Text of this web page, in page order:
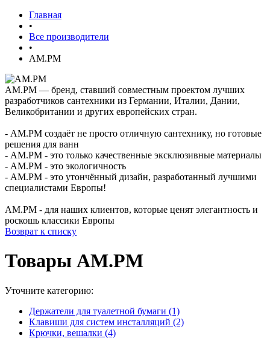
Главная
•
Все производители
•
AM.PM
AM.PM — бренд, ставший совместным проектом лучших
разработчиков сантехники из Германии, Италии, Дании,
Великобритании и других европейских стран.
- AM.PM создаёт не просто отличную сантехнику, но готовые
решения для ванн
- AM.PM - это только качественные эксклюзивные материалы
- AM.PM - это экологичность
- AM.PM - это утончённый дизайн, разработанный лучшими
специалистами Европы!
AM.PM - для наших клиентов, которые ценят элегантность и
роскошь классики Европы
Возврат к списку
Товары AM.PM
Уточните категорию:
Держатели для туалетной бумаги (1)
Клавиши для систем инсталляций (2)
Крючки, вешалки (4)